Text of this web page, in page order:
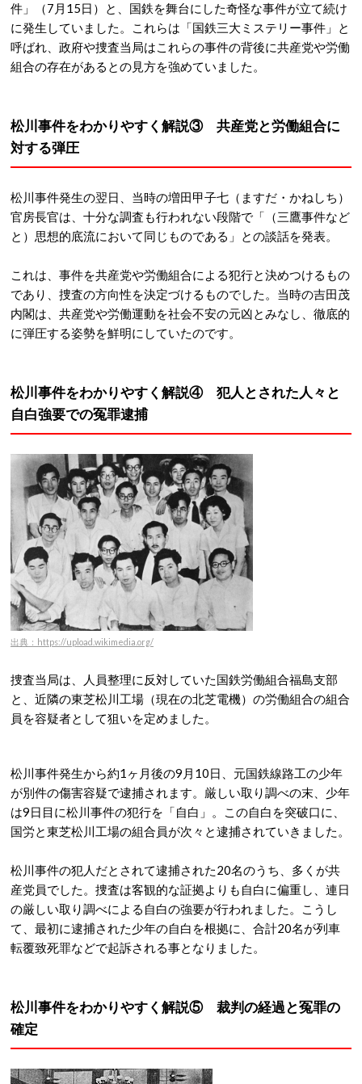
件」（7月15日）と、国鉄を舞台にした奇怪な事件が立て続け
に発生していました。
これらは「国鉄三大ミステリー事件」と
呼ばれ、政府や捜査当局はこれらの事件の背後に共産党や労働
組合の存在があるとの見方を強めていました。
松川事件をわかりやすく解説③ 共産党と労働組合に
対する弾圧
松川事件発生の翌日、当時の増田甲子七（ますだ・かねしち）
官房長官は、十分な調査も行われない段階で「（三鷹事件など
と）思想的底流において同じものである」との談話を発表。
これは、事件を共産党や労働組合による犯行と決めつけるもの
であり、捜査の方向性を決定づけるものでした。 当時の吉田茂
内閣は、共産党や労働運動を社会不安の元凶とみなし、徹底的
に弾圧する姿勢を鮮明にしていたのです。
松川事件をわかりやすく解説④ 犯人とされた人々と
自白強要での冤罪逮捕
出典：https://upload.wikimedia.org/
捜査当局は、人員整理に反対していた国鉄労働組合福島支部
と、近隣の東芝松川工場（現在の北芝電機）の労働組合の組合
員を容疑者として狙いを定めました。
松川事件発生から約1ヶ月後の9月10日、元国鉄線路工の少年
が別件の傷害容疑で逮捕されます。 厳しい取り調べの末、少年
は9日目に松川事件の犯行を「自白」。
この自白を突破口に、
国労と東芝松川工場の組合員が次々と逮捕されていきました。
松川事件の犯人だとされて逮捕された20名のうち、多くが共
産党員でした。 捜査は客観的な証拠よりも自白に偏重し、連日
の厳しい取り調べによる自白の強要が行われました。
こうし
て、最初に逮捕された少年の自白を根拠に、合計20名が列車
転覆致死罪などで起訴される事となりました。
松川事件をわかりやすく解説⑤ 裁判の経過と冤罪の
確定